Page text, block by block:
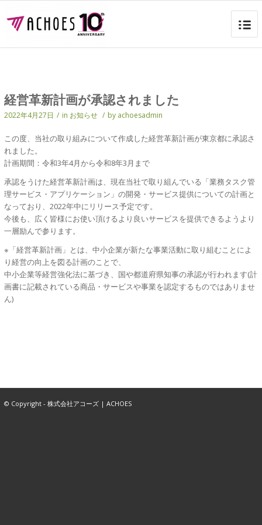
経営革新計画が承認されました
2022年4月27日 / in お知らせ / by achoesadmin
この度、当社の取り組みについて作成した経営革新計画が東京都に承認さ
れました。
計画期間：令和3年4月から令和8年3月まで
承認をうけた経営革新計画は、現在当社で取り組んでいる「業務タスク管
理サービス・アプリケーション」の開発・サービス提供についての計画と
なっており、2022年中にリリース予定です。
今後も、広く皆様にお使い頂けるより良いサービスを提供できるようより
一層励んで参ります。
※「経営革新計画」とは、中小企業が新たな事業活動に取り組むことによ
り経営の向上を図る計画のことで、
中小企業等経営強化法に基づき、国や都道府県知事の承認が行われます(計
画書に記載されている商品・サービスや事業を認定するものではありませ
ん)
© Copyright - 株式会社アコーズ | ACHOES